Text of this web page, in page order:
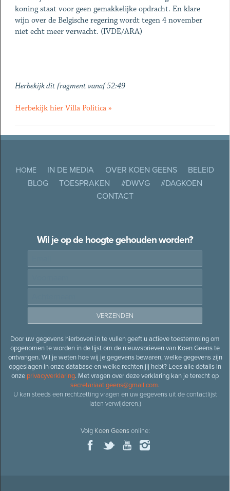
koning staat voor geen gemakkelijke opdracht. En klare
wijn over de Belgische regering wordt tegen 4 november
niet echt meer verwacht. (IVDE/ARA)
Herbekijk dit fragment vanaf 52:49
Herbekijk hier Villa Politica »
HOME IN DE MEDIA OVER KOEN GEENS
BELEID
BLOG
TOESPRAKEN #DWVG
#DAGKOEN
CONTACT
Wil je op de hoogte gehouden worden?
Door uw gegevens hierboven in te vullen geeft u actieve toestemming om
opgenomen te worden in de lijst om de nieuwsbrieven van Koen Geens te
ontvangen. Wil je weten hoe wij je gegevens bewaren, welke gegevens zijn
opgeslagen in onze database en welke rechten jij hebt? Lees alle details in
onze privacyverklaring. Met vragen over deze verklaring kan je terecht op
secretariaat.geens@gmail.com.
U kan steeds een rechtzetting vragen en uw gegevens uit de contactlijst
laten verwijderen.)
Volg Koen Geensonline: